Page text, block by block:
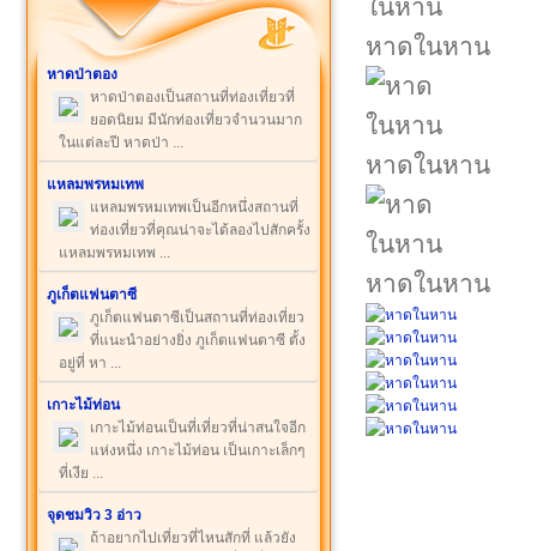
หาดป่าตอง
หาดป่าตองเป็นสถานที่ท่องเที่ยวที่
ยอดนิยม มีนักท่องเที่ยวจำนวนมาก
ในแต่ละปี หาดป่า ...
แหลมพรหมเทพ
แหลมพรหมเทพเป็นอีกหนึ่งสถานที่
ท่องเที่ยวที่คุณน่าจะได้ลองไปสักครั้ง
แหลมพรหมเทพ ...
ภูเก็ตแฟนตาซี
ภูเก็ตแฟนตาซีเป็นสถานที่ท่องเที่ยว
ที่แนะนำอย่างยิ่ง ภูเก็ตแฟนตาซี ตั้ง
อยู่ที่ หา ...
เกาะไม้ท่อน
เกาะไม้ท่อนเป็นที่เที่ยวที่น่าสนใจอีก
แห่งหนึ่ง เกาะไม้ท่อน เป็นเกาะเล็กๆ
ที่เงีย ...
จุดชมวิว 3 อ่าว
ถ้าอยากไปเที่ยวที่ไหนสักที่ แล้วยัง
หาดในหาน
หาดในหาน
หาดในหาน